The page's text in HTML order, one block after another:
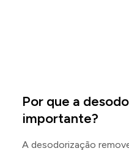
Por que a
importante?
A desodorização